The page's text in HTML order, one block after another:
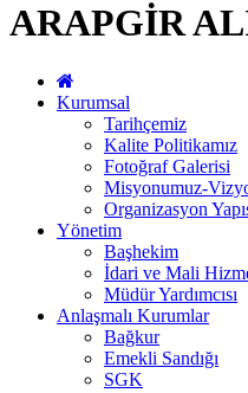
ARAPGİR
Kurumsal
Tarihçemiz
Kalite Politikamız
Fotoğraf Galerisi
Misyonumuz-
Organizasyon
Yönetim
Başhekim
İdari ve Mali
Müdür Yardımcısı
Anlaşmalı Kurumlar
Bağkur
Emekli Sandığı
SGK